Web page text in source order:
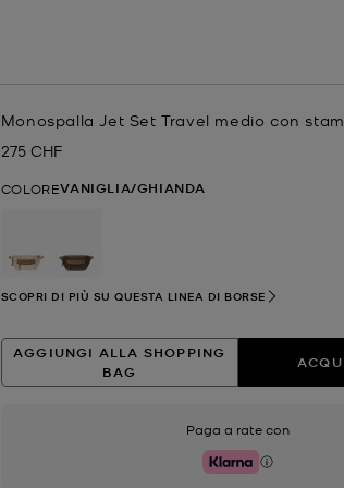
Monospalla Jet Set Travel medio con
Prezzo attuale
275 CHF
COLOREVANIGLIA/GHIANDA
selezionato
SCOPRI DI PIÙ SU QUESTA LINEA DI BORSE
AGGIUNGI ALLA SHOPPING
BAG
Paga a rate con
Klarna